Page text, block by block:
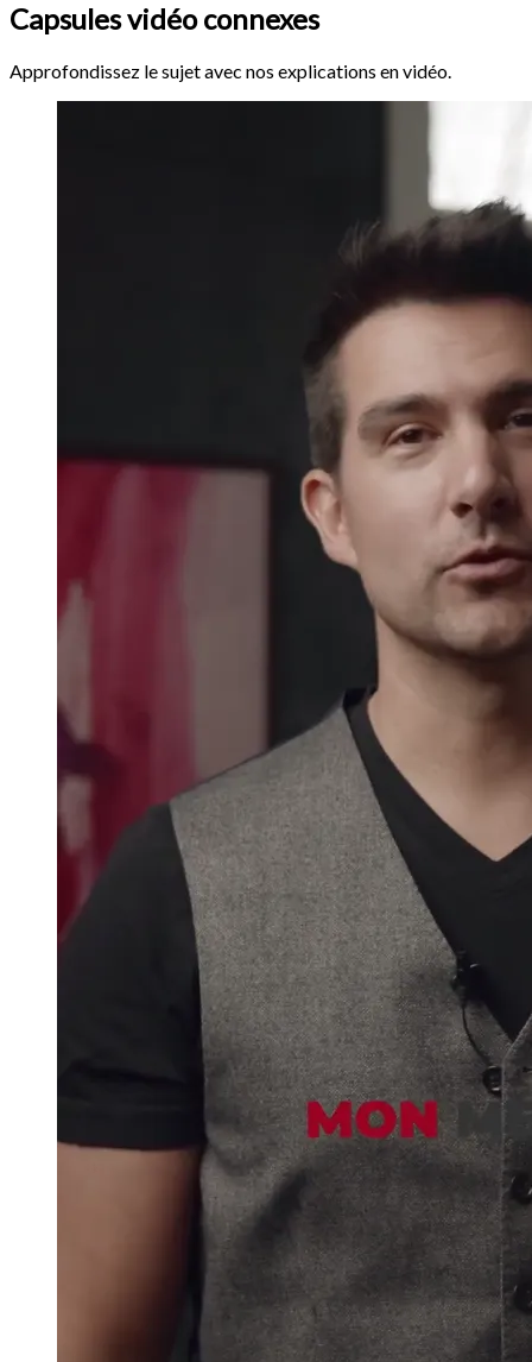
Capsules vidéo connexes
Approfondissez le sujet avec nos explications en vidéo.